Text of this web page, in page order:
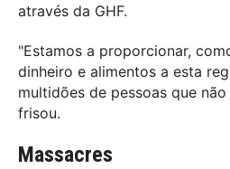
através da GHF.
"Estamos a proporcionar,
dinheiro e alimentos a esta
multidões de pessoas que
frisou.
Massacres